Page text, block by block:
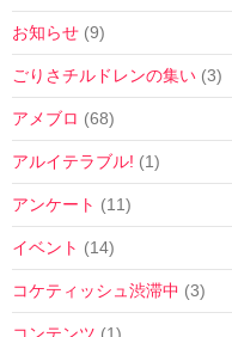
お知らせ (9)
ごりさチルドレンの集い (3)
アメブロ (68)
アルイテラブル! (1)
アンケート (11)
イベント (14)
コケティッシュ渋滞中 (3)
コンテンツ (1)